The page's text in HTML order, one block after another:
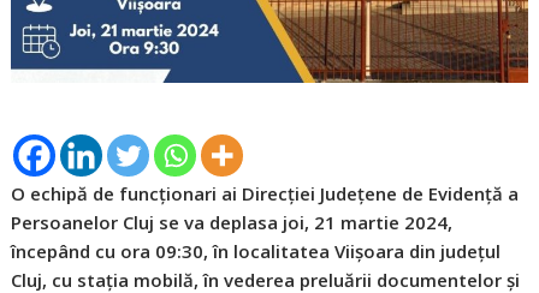
O echipă de funcționari ai Direcției Județene de Evidență a
Persoanelor Cluj se va deplasa joi, 21 martie 2024,
începând cu ora 09:30, în localitatea Viișoara din județul
Cluj, cu stația mobilă, în vederea preluării documentelor și